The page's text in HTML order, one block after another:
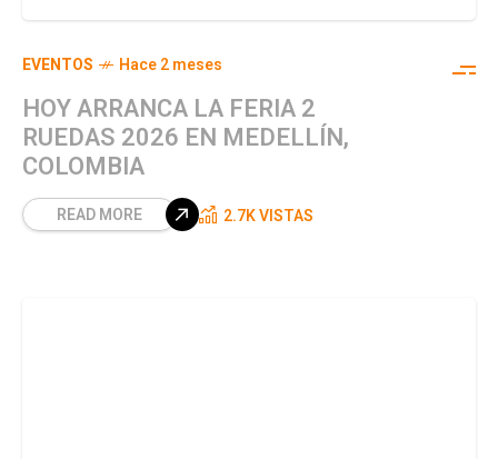
EVENTOS Hace 2 meses
HOY ARRANCA LA FERIA 2
RUEDAS 2026 EN MEDELLÍN,
COLOMBIA
READ MORE 2.7K VISTAS